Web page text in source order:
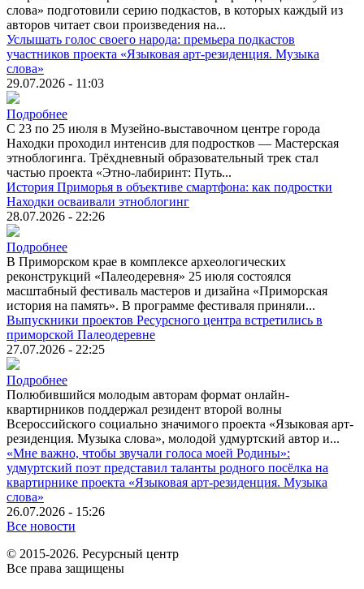
слова» подготовили серию подкастов, в которых каждый из
авторов читает свои произведения на...
Услышать голос своего народа: премьера подкастов
участников проекта «Языковая арт-резиденция. Музыка
слова»
29.07.2026 - 11:03
Подробнее
С 23 по 25 июля в Музейно-выставочном центре города
Находки проходил интенсив для подростков — Мастерская
этноблогинга. Трёхдневный образовательный трек стал
частью проекта «Этно-лабиринт: Путь...
История Приморья в объективе смартфона: как подростки
Находки осваивали этноблогинг
28.07.2026 - 22:26
Подробнее
В Приморском крае в комплексе археологических
реконструкций «Палеодеревня» 25 июля состоялся
масштабный фестиваль мастеров и дизайна «Приморская
история на память». В программе фестиваля приняли...
Выпускники проектов Ресурсного центра встретились в
приморской Палеодеревне
27.07.2026 - 22:25
Подробнее
Полюбившийся молодым авторам формат онлайн-
квартирников поддержал резидент второй волны
Всероссийского социально значимого проекта «Языковая арт-
резиденция. Музыка слова», молодой удмуртский автор и...
«Мне важно, чтобы звучали голоса моей Родины»:
удмуртский поэт представил таланты родного посёлка на
квартирнике проекта «Языковая арт-резиденция. Музыка
слова»
26.07.2026 - 15:26
Все новости
© 2015-2026. Ресурсный центр
Все права защищены